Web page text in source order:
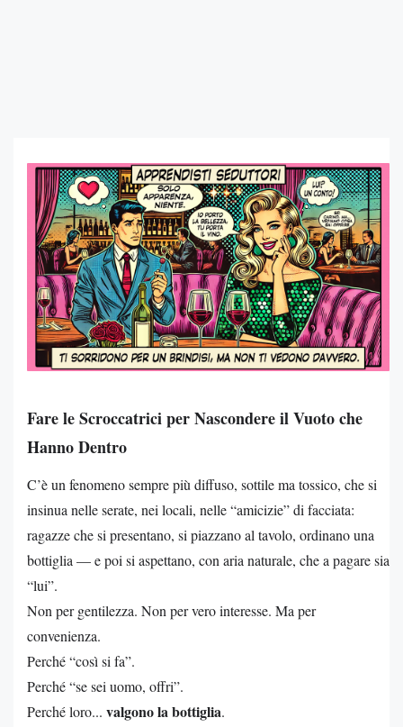
Fare le Scroccatrici per Nascondere il Vuoto che
Hanno Dentro
C’è un fenomeno sempre più diffuso, sottile ma tossico, che si
insinua nelle serate, nei locali, nelle “amicizie” di facciata:
ragazze che si presentano, si piazzano al tavolo, ordinano una
bottiglia — e poi si aspettano, con aria naturale, che a pagare sia
“lui”.
Non per gentilezza. Non per vero interesse. Ma per
convenienza.
Perché “così si fa”.
Perché “se sei uomo, offri”.
Perché loro... valgono la bottiglia.